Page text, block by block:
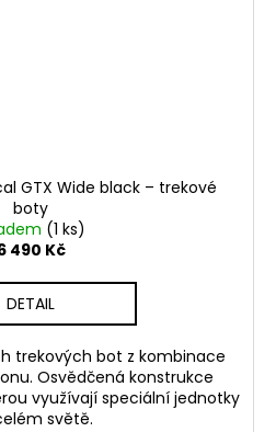
GTX Wide black – trekové
boty
(1 ks)
490 Kč
DETAIL
trekových bot z kombinace
Osvědčená konstrukce
využívají speciální jednotky
světě.